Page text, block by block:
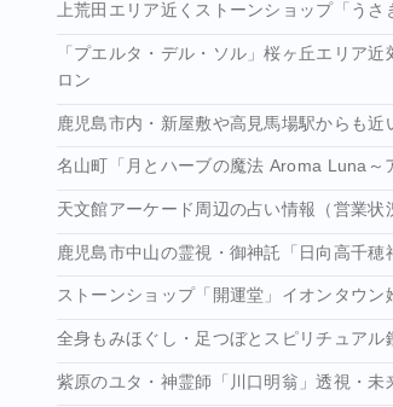
上荒田エリア近くストーンショップ「うさ
「プエルタ・デル・ソル」桜ヶ丘エリア
ロン
鹿児島市内・新屋敷や高見馬場駅からも近
名山町「月とハーブの魔法 Aroma Luna～
天文館アーケード周辺の占い情報（営業状
鹿児島市中山の霊視・御神託「日向高千穂
ストーンショップ「開運堂」イオンタウン
全身もみほぐし・足つぼとスピリチュアル
紫原のユタ・神霊師「川口明翁」透視・未